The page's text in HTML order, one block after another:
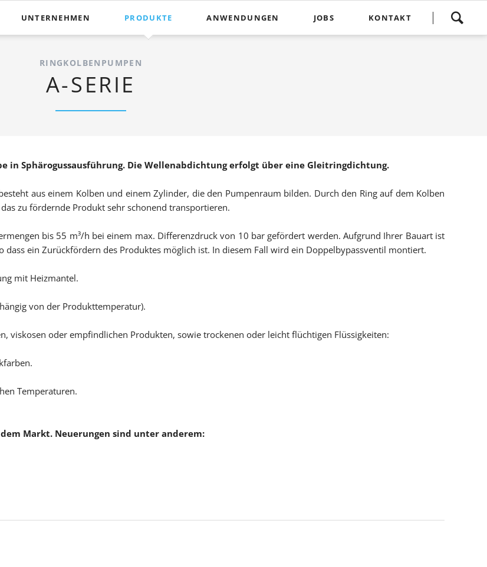
überspringen
UNTERNEHMEN PRODUKTE
Ringkolbenpumpen
Elektr. Doppelmembranpumpen
Schraubenspindelpumpen
Kreiselpumpen
Kunststoffpumpen
ANWENDUNGEN
Papier
Milch und Getränke
Süßwaren und Schokolade
Galvanik / Säuren / Laugen
JOBS KONTAKT
RINGKOLBENPUMPEN
A-SERIE
in Sphärogussausführung. Die Wellenabdichtung erfolgt über eine Gleitringdichtung.
aus einem Kolben und einem Zylinder, die den Pumpenraum bilden. Durch den Ring auf dem Kolben
zu fördernde Produkt sehr schonend transportieren.
bis 55 m³/h bei einem max. Differenzdruck von 10 bar gefördert werden. Aufgrund Ihrer Bauart ist
dass ein Zurückfördern des Produktes möglich ist. In diesem Fall wird ein Doppelbypassventil montiert.
mit Heizmantel.
von der Produkttemperatur).
viskosen oder empfindlichen Produkten, sowie trockenen oder leicht flüchtigen Flüssigkeiten:
Temperaturen.
Markt. Neuerungen sind unter anderem: